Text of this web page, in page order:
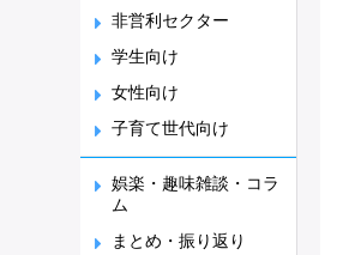
非営利セクター
学生向け
女性向け
子育て世代向け
娯楽・趣味雑談・コラ
ム
まとめ・振り返り